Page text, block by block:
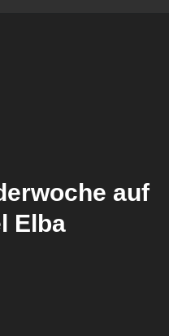
auf
Elba